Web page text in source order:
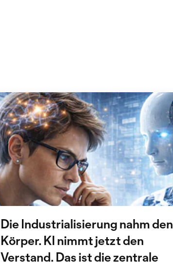
Die Industrialisierung nahm den
Körper. KI nimmt jetzt den
Verstand. Das ist die zentrale